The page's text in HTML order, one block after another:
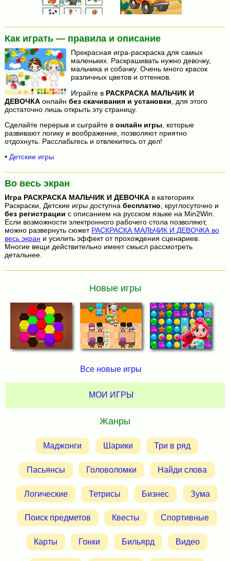
Как играть — правила и описание
Прекрасная игра-раскраска для самых
маленьких. Раскрашивать нужно девочку,
мальчика и собачку. Очень много красок
различных цветов и оттенков.
Играйте в РАСКРАСКА МАЛЬЧИК И
ДЕВОЧКАонлайн без скачивания и установки , для этого
достаточно лишь открыть эту страницу.
Сделайте перерыв и сыграйте в онлайн игры , которые
развивают логику и воображение, позволяют приятно
отдохнуть. Расслабьтесь и отвлекитесь от дел!
• Детские игры
Во весь экран
Игра РАСКРАСКА МАЛЬЧИК И ДЕВОЧКАв категориях
Раскраски, Детские игры доступна бесплатно, круглосуточно и
без регистрации с описанием на русском языке на Min2Win.
Если возможности электронного рабочего стола позволяют,
можно развернуть сюжет РАСКРАСКА МАЛЬЧИК И ДЕВОЧКА во
весь экран и усилить эффект от прохождения сценариев.
Многие вещи действительно имеет смысл рассмотреть
детальнее.
Новые игры
Все новые игры
МОИ ИГРЫ
Жанры
Маджонги Шарики Три в ряд
Пасьянсы Головоломки Найди слова
Логические Тетрисы Бизнес Зума
Поиск предметов Квесты Спортивные
Карты Гонки Бильярд Видео